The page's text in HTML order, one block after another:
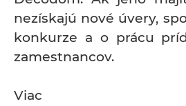
nezískajú nové úvery,
konkurze a o prácu
zamestnancov.
Viac